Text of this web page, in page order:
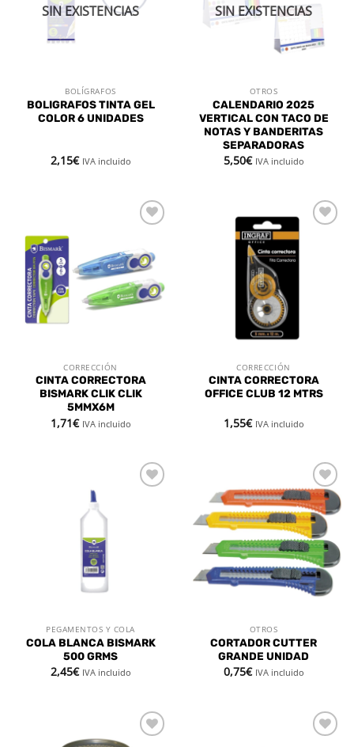
SIN EXISTENCIAS
BOLÍGRAFOS
BOLIGRAFOS TINTA GEL
COLOR 6 UNIDADES
2,15€ IVA incluido
SIN EXISTENCIAS
OTROS
CALENDARIO 2025
VERTICAL CON TACO DE
NOTAS Y BANDERITAS
SEPARADORAS
5,50€ IVA incluido
lista de
deseos
CORRECCIÓN
CINTA CORRECTORA
BISMARK CLIK CLIK
5MMX6M
1,71€ IVA incluido
CORRECCIÓN
CINTA CORRECTORA
OFFICE CLUB 12 MTRS
1,55€ IVA incluido
PEGAMENTOS Y COLA
COLA BLANCA BISMARK
500 GRMS
2,45€ IVA incluido
Añadir
a la
lista de
deseos
OTROS
CORTADOR CUTTER
GRANDE UNIDAD
0,75€ IVA incluido